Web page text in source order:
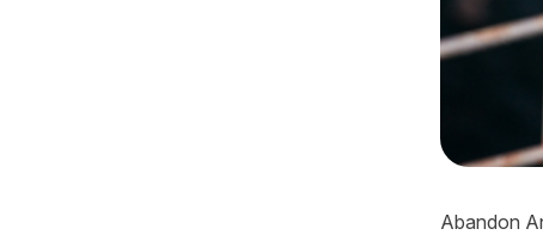
Abandon